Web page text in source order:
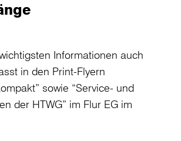
Informationen auch
in den Print-Flyern
sowie “Service- und
der HTWG” im Flur EG im